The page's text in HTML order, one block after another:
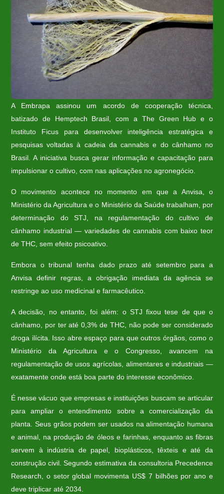
A Embrapa assinou um acordo de cooperação técnica,
batizado de Hemptech Brasil, com a The Green Hub e o
Instituto Ficus para desenvolver inteligência estratégica e
pesquisas voltadas à cadeia da cannabis e do cânhamo no
Brasil. A iniciativa busca gerar informação e capacitação para
impulsionar o cultivo, com nas aplicações no agronegócio.
O movimento acontece no momento em que a Anvisa, o
Ministério da Agricultura e o Ministério da Saúde trabalham, por
determinação do STJ, na regulamentação do cultivo de
cânhamo industrial — variedades de cannabis com baixo teor
de THC, sem efeito psicoativo.
Embora o tribunal tenha dado prazo até setembro para a
Anvisa definir regras, a obrigação imediata da agência se
restringe ao uso medicinal e farmacêutico.
A decisão, no entanto, foi além: o STJ fixou tese de que o
cânhamo, por ter até 0,3% de THC, não pode ser considerado
droga ilícita. Isso abre espaço para que outros órgãos, como o
Ministério da Agricultura e o Congresso, avancem na
regulamentação de usos agrícolas, alimentares e industriais —
exatamente onde está boa parte do interesse econômico.
É nesse vácuo que empresas e instituições buscam se articular
para ampliar o entendimento sobre a comercialização da
planta. Seus grãos podem ser usados na alimentação humana
e animal, na produção de óleos e farinhas, enquanto as fibras
servem à indústria de papel, bioplásticos, têxteis e até da
construção civil. Segundo estimativa da consultoria Precedence
Research, o setor global movimenta US$ 7 bilhões por ano e
deve triplicar até 2034.